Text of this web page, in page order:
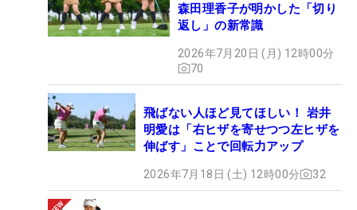
森田理香子が明かした「切り
返し」の新常識
2026年7月20日 (月) 12時00分
70
飛ばない人ほど見てほしい！ 岩井
明愛は「右ヒザを寄せつつ左ヒザを
伸ばす」ことで回転力アップ
2026年7月18日 (土) 12時00分 32